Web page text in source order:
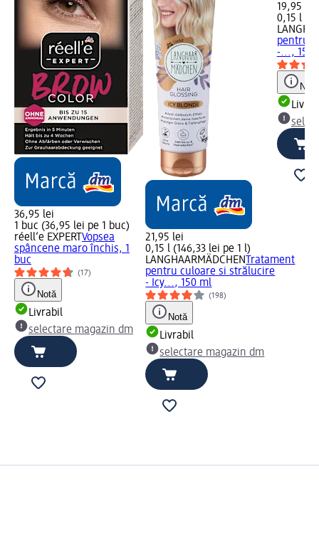
36,95 lei
1 buc (36,95 lei pe 1 buc)
réell‘e EXPERT Vopsea
spâncene maro închis, 1
buc
(17)
Notă
Livrabil
selectare magazin dm
21,95 lei
0,15 l (146,33 lei pe 1 l)
LANGHAARMÄDCHEN
Tratament
pentru culoare si strălucire
- Icy..., 150 ml
(198)
Notă
Livrabil
selectare magazin dm
19,95 lei
0,15 l
pentru
-..., 150
Notă